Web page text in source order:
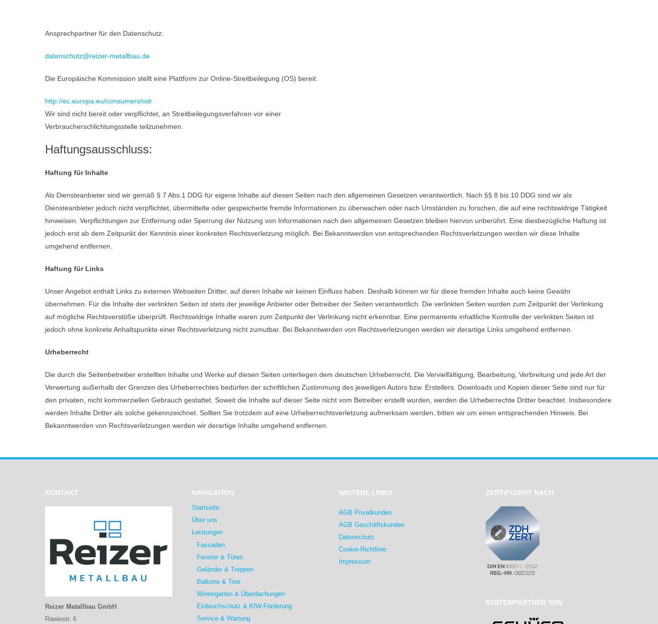
Ansprechpartner für den Datenschutz:
datenschutz@reizer-metallbau.de
Die Europäische Kommission stellt eine Plattform zur Online-Streitbeilegung (OS) bereit:
http://ec.europa.eu/consumers/odr
Wir sind nicht bereit oder verpflichtet, an Streitbeilegungsverfahren vor einer
Verbraucherschlichtungsstelle teilzunehmen.
Haftungsausschluss:
Haftung für Inhalte
Als Diensteanbieter sind wir gemäß § 7 Abs.1 DDG für eigene Inhalte auf diesen Seiten nach den allgemeinen Gesetzen verantwortlich. Nach §§ 8 bis 10 DDG sind wir als
Diensteanbieter jedoch nicht verpflichtet, übermittelte oder gespeicherte fremde Informationen zu überwachen oder nach Umständen zu forschen, die auf eine rechtswidrige Tätigkeit
hinweisen. Verpflichtungen zur Entfernung oder Sperrung der Nutzung von Informationen nach den allgemeinen Gesetzen bleiben hiervon unberührt. Eine diesbezügliche Haftung ist
jedoch erst ab dem Zeitpunkt der Kenntnis einer konkreten Rechtsverletzung möglich. Bei Bekanntwerden von entsprechenden Rechtsverletzungen werden wir diese Inhalte
umgehend entfernen.
Haftung für Links
Unser Angebot enthält Links zu externen Webseiten Dritter, auf deren Inhalte wir keinen Einfluss haben. Deshalb können wir für diese fremden Inhalte auch keine Gewähr
übernehmen. Für die Inhalte der verlinkten Seiten ist stets der jeweilige Anbieter oder Betreiber der Seiten verantwortlich. Die verlinkten Seiten wurden zum Zeitpunkt der Verlinkung
auf mögliche Rechtsverstöße überprüft. Rechtswidrige Inhalte waren zum Zeitpunkt der Verlinkung nicht erkennbar. Eine permanente inhaltliche Kontrolle der verlinkten Seiten ist
jedoch ohne konkrete Anhaltspunkte einer Rechtsverletzung nicht zumutbar. Bei Bekanntwerden von Rechtsverletzungen werden wir derartige Links umgehend entfernen.
Urheberrecht
Die durch die Seitenbetreiber erstellten Inhalte und Werke auf diesen Seiten unterliegen dem deutschen Urheberrecht. Die Vervielfältigung, Bearbeitung, Verbreitung und jede Art der
Verwertung außerhalb der Grenzen des Urheberrechtes bedürfen der schriftlichen Zustimmung des jeweiligen Autors bzw. Erstellers. Downloads und Kopien dieser Seite sind nur für
den privaten, nicht kommerziellen Gebrauch gestattet. Soweit die Inhalte auf dieser Seite nicht vom Betreiber erstellt wurden, werden die Urheberrechte Dritter beachtet. Insbesondere
werden Inhalte Dritter als solche gekennzeichnet. Sollten Sie trotzdem auf eine Urheberrechtsverletzung aufmerksam werden, bitten wir um einen entsprechenden Hinweis. Bei
Bekanntwerden von Rechtsverletzungen werden wir derartige Inhalte umgehend entfernen.
KONTAKT
Reizer Metallbau GmbH
Rawiestr. 6
NAVIGATION
Startseite
Über uns
Leistungen
Fassaden
Fenster & Türen
Geländer & Treppen
Balkone & Tore
Wintergarten & Überdachungen
Einbruchschutz & KfW-Förderung
Service & Wartung
WEITERE LINKS
AGB Privatkunden
AGB Geschäftskunden
Datenschutz
Cookie-Richtlinie
Impressum
ZERTIFIZIERT NACH
SYSTEMPARTNER VON